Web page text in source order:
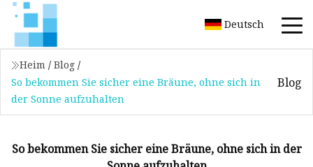
Deutsch
Heim / Blog /
So bekommen Sie sicher eine Bräune, ohne sich in
der Sonne aufzuhalten
Blog
So bekommen Sie sicher eine Bräune, ohne sich in der